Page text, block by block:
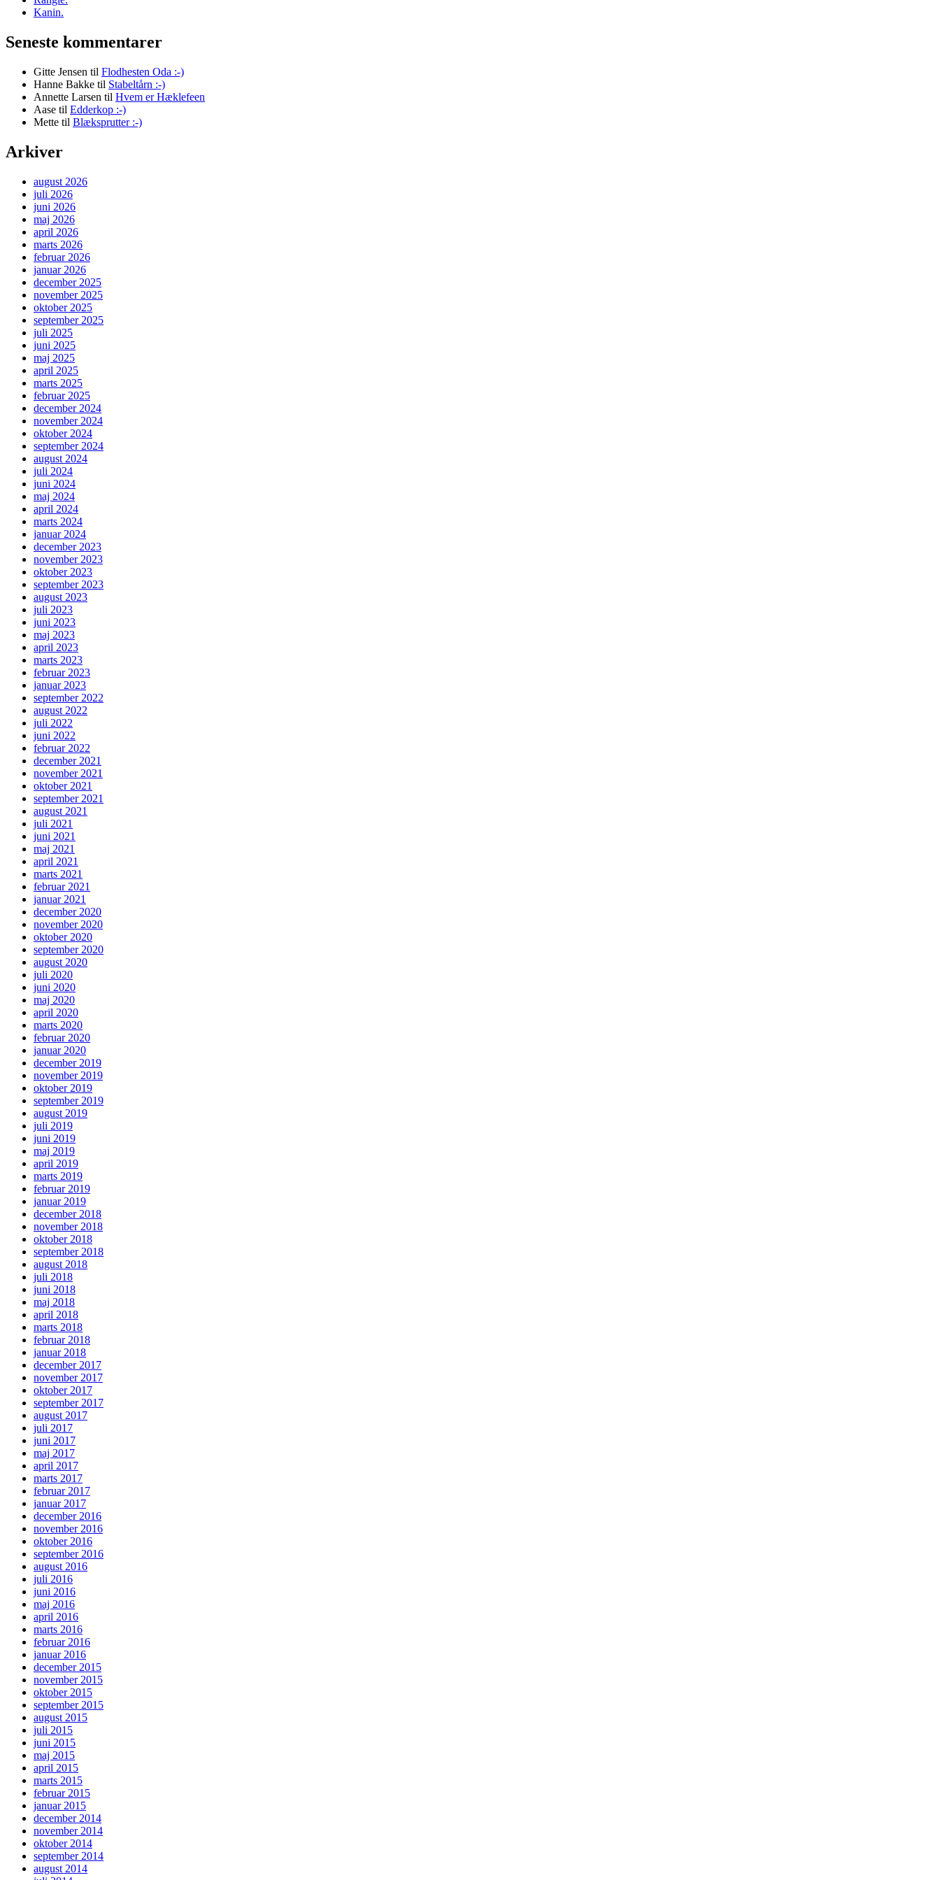
Kanin.
Seneste kommentarer
Gitte Jensen til Flodhesten Oda :-)
Hanne Bakke til Stabeltårn :-)
Annette Larsen til Hvem er Hæklefeen
Aase til Edderkop :-)
Mette til Blæksprutter :-)
Arkiver
august 2026
juli 2026
juni 2026
maj 2026
april 2026
marts 2026
februar 2026
januar 2026
december 2025
november 2025
oktober 2025
september 2025
juli 2025
juni 2025
maj 2025
april 2025
marts 2025
februar 2025
december 2024
november 2024
oktober 2024
september 2024
august 2024
juli 2024
juni 2024
maj 2024
april 2024
marts 2024
januar 2024
december 2023
november 2023
oktober 2023
september 2023
august 2023
juli 2023
juni 2023
maj 2023
april 2023
marts 2023
februar 2023
januar 2023
september 2022
august 2022
juli 2022
juni 2022
februar 2022
december 2021
november 2021
oktober 2021
september 2021
august 2021
juli 2021
juni 2021
maj 2021
april 2021
marts 2021
februar 2021
januar 2021
december 2020
november 2020
oktober 2020
september 2020
august 2020
juli 2020
juni 2020
maj 2020
april 2020
marts 2020
februar 2020
januar 2020
december 2019
november 2019
oktober 2019
september 2019
august 2019
juli 2019
juni 2019
maj 2019
april 2019
marts 2019
februar 2019
januar 2019
december 2018
november 2018
oktober 2018
september 2018
august 2018
juli 2018
juni 2018
maj 2018
april 2018
marts 2018
februar 2018
januar 2018
december 2017
november 2017
oktober 2017
september 2017
august 2017
juli 2017
juni 2017
maj 2017
april 2017
marts 2017
februar 2017
januar 2017
december 2016
november 2016
oktober 2016
september 2016
august 2016
juli 2016
juni 2016
maj 2016
april 2016
marts 2016
februar 2016
januar 2016
december 2015
november 2015
oktober 2015
september 2015
august 2015
juli 2015
juni 2015
maj 2015
april 2015
marts 2015
februar 2015
januar 2015
december 2014
november 2014
oktober 2014
september 2014
august 2014